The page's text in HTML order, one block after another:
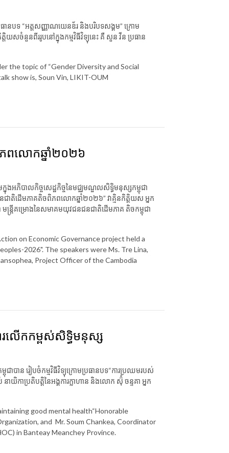
ធានបទ “អត្តសញ្ញាណយេនឌ័រ និងបរិបទសង្គម” ក្រោម
ត្តិយសចំនួនពីររូបនៅក្នុងកម្មវិធីវិទ្យុនេះ គឺ សួន វីន ប្រធាន
the topic of “Gender Diversity and Social
show is, Soun Vin, LIKIT-OUM
ភពលោកឆ្នាំ២០២៦
ងអភិបាលកិច្ចសេដ្ឋកិច្ចនៃមជ្ឈមណ្ឌលសិទ្ធិមនុស្សកម្ពុជា
ជនជាតិដើមភាគតិចពិភពលោកឆ្នាំ២០២៦” វាគ្មិនកិត្តិយស អ្នក
តីគម្រោងនៃសមាគមយុវជនជនជាតិដើមភាគ តិចកម្ពុជា
on Economic Governance project held a
2026". The speakers were Ms. Tre Lina,
Project Officer of the Cambodia
រលើកកម្ពស់សិទ្ធិមនុស្ស
ជាបាន រៀបចំ​កម្ម​វិធី​​វិទ្យុ​​ក្រោមប្រធានបទ“ការប្រឈមរបស់
យិកាប្រតិបត្តិនៃអង្គការក្លាហាន និងលោក ស៊ុំ ចន្ទគា អ្នក
good mental health“Honorable
and Mr. Soum Chankea, Coordinator
in Banteay Meanchey Province.